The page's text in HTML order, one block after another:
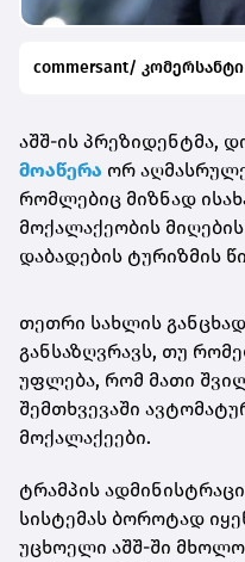
commersant/ კომერსანტი
აშშ-ის პრეზიდენტმა,
მოაწერა ორ
რომლებიც მიზნად
მოქალაქეობის
დაბადების ტურიზმის
თეთრი სახლის
განსაზღვრავს, თუ
უფლება, რომ მათი
შემთხვევაში
მოქალაქეები.
ტრამპის
სისტემას ბოროტად
უცხოელი აშშ-ში